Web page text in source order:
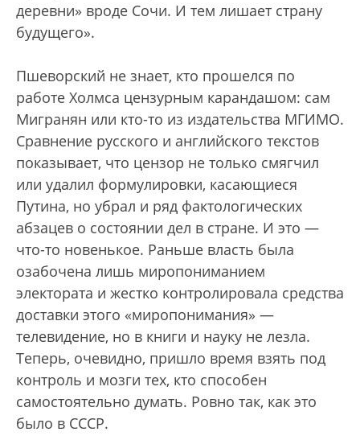
деревни» вроде Сочи. И тем лишает страну
будущего».
Пшеворский не знает, кто прошелся по
работе Холмса цензурным карандашом: сам
Мигранян или кто-то из издательства МГИМО.
Сравнение русского и английского текстов
показывает, что цензор не только смягчил
или удалил формулировки, касающиеся
Путина, но убрал и ряд фактологических
абзацев о состоянии дел в стране. И это —
что-то новенькое. Раньше власть была
озабочена лишь миропониманием
электората и жестко контролировала средства
доставки этого «миропонимания» —
телевидение, но в книги и науку не лезла.
Теперь, очевидно, пришло время взять под
контроль и мозги тех, кто способен
самостоятельно думать. Ровно так, как это
было в СССР.